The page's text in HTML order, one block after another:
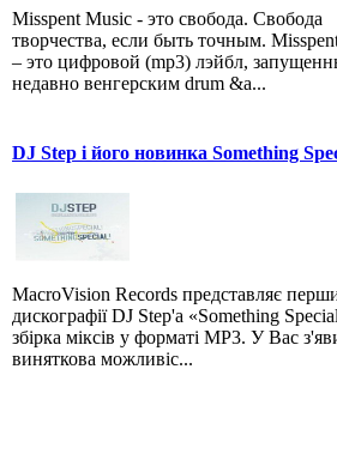
Misspent Music - это свобода. Свобода
творчества, если быть точным.
– это цифровой (mp3) лэйбл,
недавно венгерским drum &a...
DJ Step і його новинка Something
MacroVision Records представляє
дискографії DJ Step'a «Something
збірка міксів у форматі MP3. У Вас
виняткова можливіс...